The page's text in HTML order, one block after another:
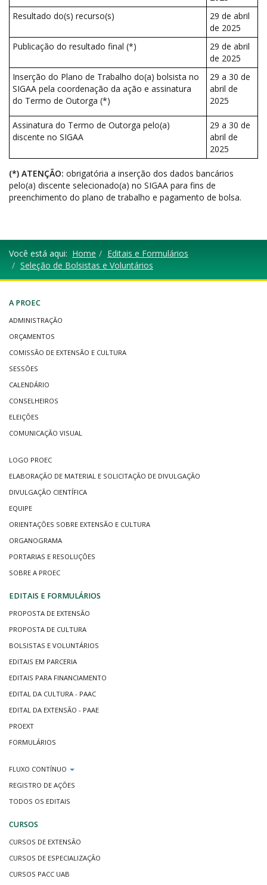
Resultado do(s) recurso(s)
29 de abril
de 2025
Publicação do resultado final (*)
29 de abril
de 2025
Inserção do Plano de Trabalho do(a) bolsista no
SIGAA pela coordenação da ação e assinatura
do Termo de Outorga (*)
29 a 30 de
abril de
2025
Assinatura do Termo de Outorga pelo(a)
discente no SIGAA
29 a 30 de
abril de
2025
(*) ATENÇÃO: obrigatória a inserção dos dados bancários
pelo(a) discente selecionado(a) no SIGAA para fins de
preenchimento do plano de trabalho e pagamento de bolsa.
Você está aqui: Home
Editais e Formulários
Seleção de Bolsistas e Voluntários
A PROEC
ADMINISTRAÇÃO
ORÇAMENTOS
COMISSÃO DE EXTENSÃO E CULTURA
SESSÕES
CALENDÁRIO
CONSELHEIROS
ELEIÇÕES
COMUNICAÇÃO VISUAL
LOGO PROEC
ELABORAÇÃO DE MATERIAL E SOLICITAÇÃO DE DIVULGAÇÃO
DIVULGAÇÃO CIENTÍFICA
EQUIPE
ORIENTAÇÕES SOBRE EXTENSÃO E CULTURA
ORGANOGRAMA
PORTARIAS E RESOLUÇÕES
SOBRE A PROEC
EDITAIS E FORMULÁRIOS
PROPOSTA DE EXTENSÃO
PROPOSTA DE CULTURA
BOLSISTAS E VOLUNTÁRIOS
EDITAIS EM PARCERIA
EDITAIS PARA FINANCIAMENTO
EDITAL DA CULTURA - PAAC
EDITAL DA EXTENSÃO - PAAE
PROEXT
FORMULÁRIOS
FLUXO CONTÍNUO
REGISTRO DE AÇÕES
TODOS OS EDITAIS
CURSOS
CURSOS DE EXTENSÃO
CURSOS DE ESPECIALIZAÇÃO
CURSOS PACC UAB